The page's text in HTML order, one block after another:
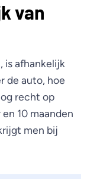
van
is afhankelijk
de auto, hoe
recht op
10 maanden
men bij